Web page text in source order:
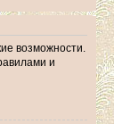
возможности.
и